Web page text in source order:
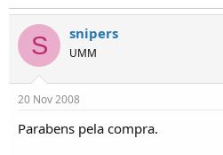
S snipers
UMM
20 Nov 2008
Parabens pela compra.